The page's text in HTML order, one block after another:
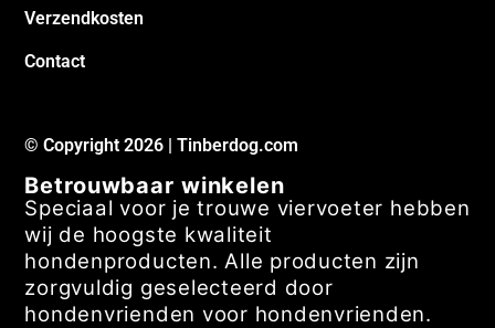
Verzendkosten
Contact
© Copyright 2026 | Tinberdog.com
Betrouwbaar winkelen
Speciaal voor je trouwe viervoeter hebben
wij de hoogste kwaliteit
hondenproducten. Alle producten zijn
zorgvuldig geselecteerd door
hondenvrienden voor hondenvrienden.